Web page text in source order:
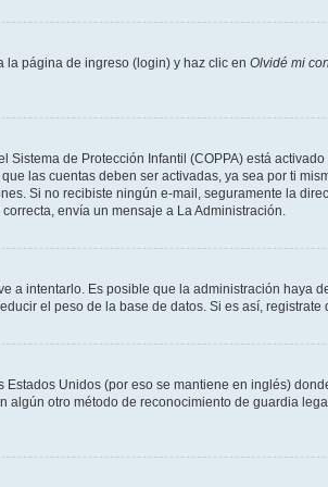
la página de ingreso (login) y haz clic en Olvidé mi
de Protección Infantil (COPPA) está
las cuentas deben ser activadas, ya sea por ti
Si no recibiste ningún e-mail, seguramente la
envía un mensaje a La Administración.
intentarlo. Es posible que la administración haya
el peso de la base de datos. Si es así,
Unidos (por eso se mantiene en inglés)
otro método de reconocimiento de guardia